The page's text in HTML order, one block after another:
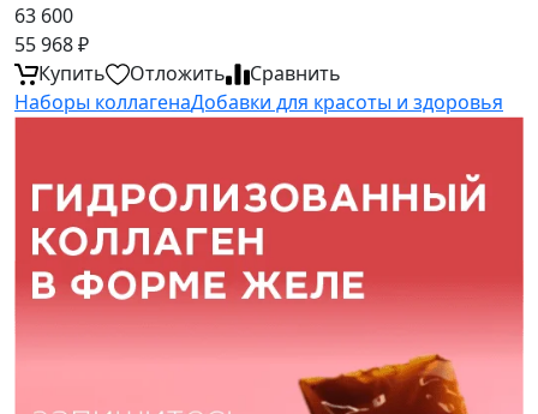
63 600
55 968₽
Купить
Отложить
Сравнить
Наборы коллагенаДобавки для красоты и здоровья